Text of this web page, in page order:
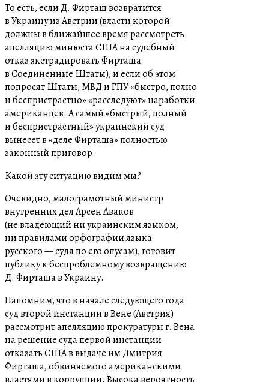
То есть, если Д. Фирташ возвратится
в Украину из Австрии (власти которой
должны в ближайшее время рассмотреть
апелляцию минюста США на судебный
отказ экстрадировать Фирташа
в Соединенные Штаты), и если об этом
попросят Штаты, МВД и ГПУ «быстро, полно
и беспристрастно» «расследуют» наработки
американцев. А самый «быстрый, полный
и беспристрастный» украинский суд
вынесет в «деле Фирташа» полностью
законный приговор.
Какой эту ситуацию видим мы?
Очевидно, малограмотный министр
внутренних дел Арсен Аваков
(не владеющий ни украинским языком,
ни правилами орфографии языка
русского — судя по его опусам), готовит
публику к беспроблемному возвращению
Д. Фирташа в Украину.
Напомним, что в начале следующего года
суд второй инстанции в Вене (Австрия)
рассмотрит апелляцию прокуратуры г. Вена
на решение суда первой инстанции
отказать США в выдаче им Дмитрия
Фирташа, обвиняемого американскими